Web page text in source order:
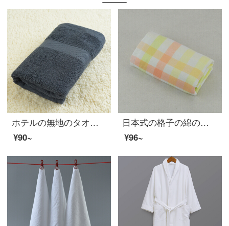
ホテルの無地のタオル全綿は柔らかくて厚くて、顔を拭いてください。
¥90~
日本式の格子の綿のガーゼのタオルは柔軟に水を吸い込んで、ホテルの家庭用のタオルの男性の女性の大きいタオルの黄色の34*78 cmを増大します。
¥96~